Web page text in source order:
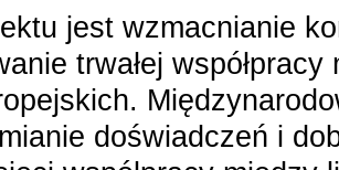
jest wzmacnianie
trwałej
doświadczeń i